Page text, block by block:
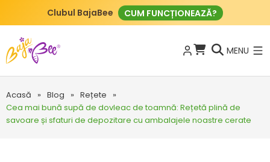
Clubul BajaBee CUM FUNCȚIONEAZĂ?
MENU
Acasă » Blog » Rețete
»
Cea mai bună supă de dovleac de toamnă: Rețetă plină de
savoare și sfaturi de depozitare cu ambalajele noastre cerate